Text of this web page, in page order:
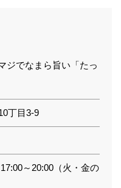
ジでなまら旨い「たっ
丁目3-9
～20:00（火・金の